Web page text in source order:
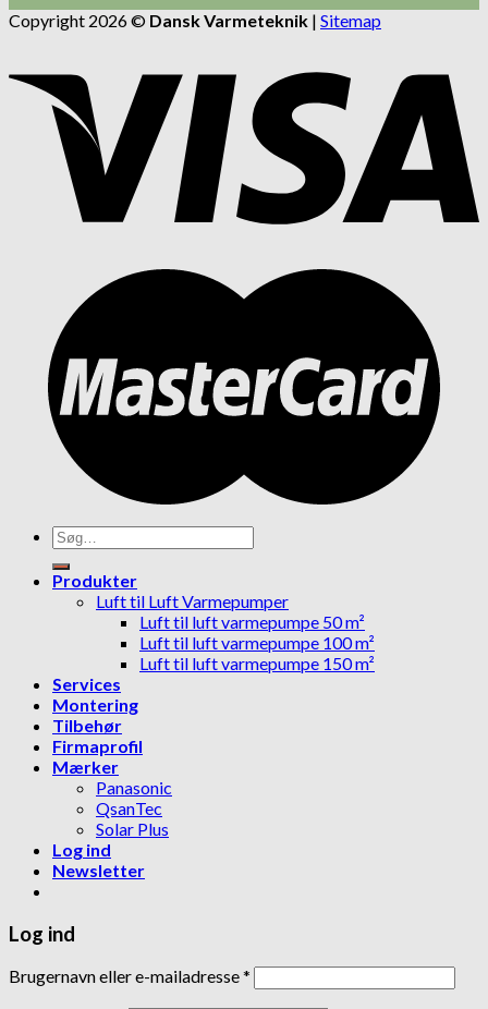
Copyright 2026 © Dansk Varmeteknik | Sitemap
Søg
efter:
Produkter
Luft til Luft Varmepumper
Luft til luft varmepumpe 50 m²
Luft til luft varmepumpe 100 m²
Luft til luft varmepumpe 150 m²
Services
Montering
Tilbehør
Firmaprofil
Mærker
Panasonic
QsanTec
Solar Plus
Log ind
Newsletter
Log ind
Brugernavn eller e-mailadresse*